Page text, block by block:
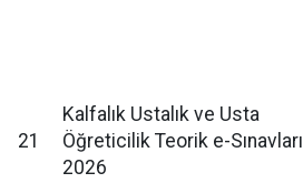
21
Kalfalık Ustalık ve Usta
Öğreticilik Teorik e-Sınavları
2026